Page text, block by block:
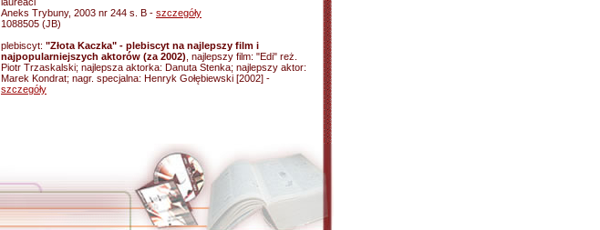
Aneks Trybuny, 2003 nr 244 s. B - szczegóły
1088505 (JB)
plebiscyt: "Złota Kaczka" - plebiscyt na najlepszy film i
najpopularniejszych aktorów (za 2002) , najlepszy film: "Edi" reż.
Piotr Trzaskalski; najlepsza aktorka: Danuta Stenka; najlepszy aktor:
Marek Kondrat; nagr. specjalna: Henryk Gołębiewski [2002] -
szczegóły